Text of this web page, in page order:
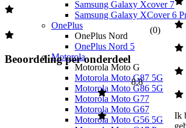
Samsung Galaxy Xcover 7
Samsung Galaxy XCover 6
OnePlus
OnePlus Nord
OnePlus Nord 5
Motorola
Motorola Moto G
Motorola Moto G87 5G
Motorola Moto G86 5G
Motorola Moto G77
Motorola Moto G67
Motorola Moto G56 5G
(0)
Beoordeling per onderdeel
8,8
Ik